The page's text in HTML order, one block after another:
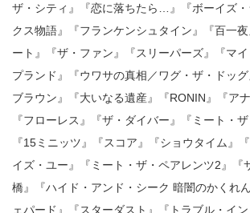
ザ・シティ』『恋に落ちたら…』『ボーイズ
クス物語』『フランケンシュタイン』『百一
ート』『ザ・ファン』『スリーパーズ』『マ
プランド』『ウワサの真相／ワグ・ザ・ドッグ
ブラウン』『大いなる遺産』『RONIN』『アナ
『フローレス』『ザ・ダイバー』『ミート・ザ
『15ミニッツ』『スコア』『ショウタイム』
イズ・ユー』『ミート・ザ・ペアレンツ2』『
橋』『ハイド・アンド・シーク 暗闇のかくれ
ェパード』『スターダスト』『トラブル・イン